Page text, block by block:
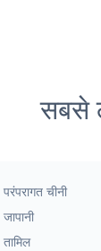
सबसे
परंपरागत चीनी
जापानी
तामिल